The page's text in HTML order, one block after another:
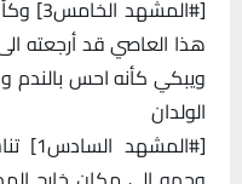
هذا العاصي قد أرجعته
ويبكي كأنه احس بالندم
الولدان